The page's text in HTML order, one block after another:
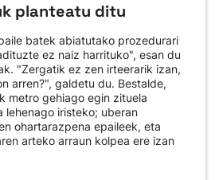
planteatu ditu
batek abiatutako prozedurari
ez naiz harrituko", esan du
"Zergatik ez zen irteerarik izan,
arren?", galdetu du. Bestalde,
metro gehiago egin zituela
lehenago iristeko; uberan
ohartarazpena epaileek, eta
arteko arraun kolpea ere izan